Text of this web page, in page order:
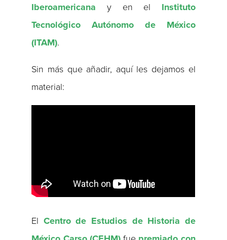
Iberoamericana y en el Instituto
Tecnológico Autónomo de México
(ITAM).
Sin más que añadir, aquí les dejamos el
material:
El Centro de Estudios de Historia de